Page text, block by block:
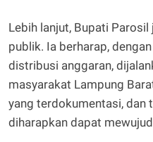
Lebih lanjut, Bupati
publik. Ia berharap,
distribusi anggaran,
masyarakat Lampung
yang terdokumentasi, dan
diharapkan dapat